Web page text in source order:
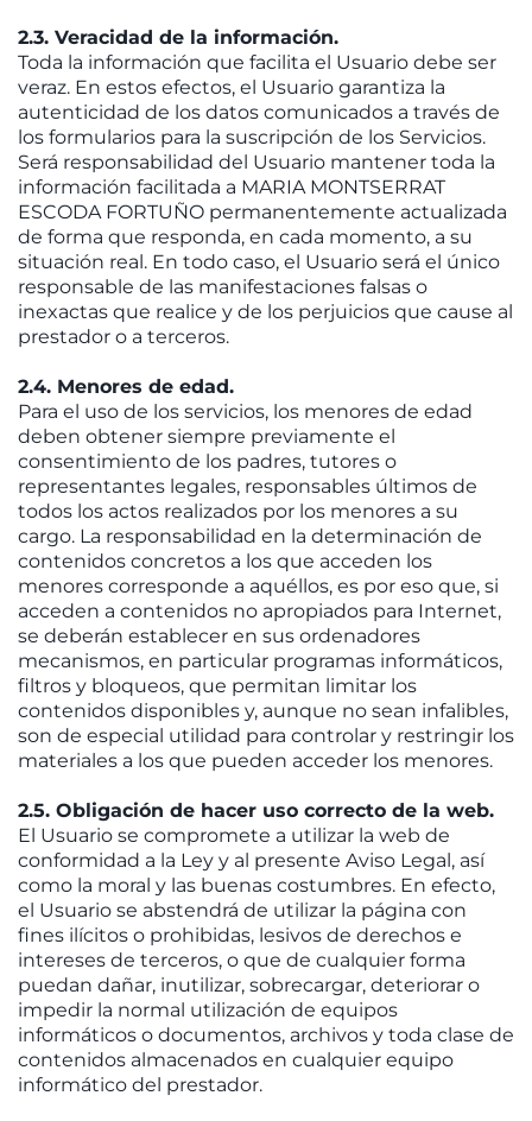
2.3. Veracidad de la información.
Toda la información que facilita el Usuario debe ser
veraz. En estos efectos, el Usuario garantiza la
autenticidad de los datos comunicados a través de
los formularios para la suscripción de los Servicios.
Será responsabilidad del Usuario mantener toda la
información facilitada a MARIA MONTSERRAT
ESCODA FORTUÑO permanentemente actualizada
de forma que responda, en cada momento, a su
situación real. En todo caso, el Usuario será el único
responsable de las manifestaciones falsas o
inexactas que realice y de los perjuicios que cause al
prestador o a terceros.
2.4. Menores de edad.
Para el uso de los servicios, los menores de edad
deben obtener siempre previamente el
consentimiento de los padres, tutores o
representantes legales, responsables últimos de
todos los actos realizados por los menores a su
cargo. La responsabilidad en la determinación de
contenidos concretos a los que acceden los
menores corresponde a aquéllos, es por eso que, si
acceden a contenidos no apropiados para Internet,
se deberán establecer en sus ordenadores
mecanismos, en particular programas informáticos,
filtros y bloqueos, que permitan limitar los
contenidos disponibles y, aunque no sean infalibles,
son de especial utilidad para controlar y restringir los
materiales a los que pueden acceder los menores.
2.5. Obligación de hacer uso correcto de la web.
El Usuario se compromete a utilizar la web de
conformidad a la Ley y al presente Aviso Legal, así
como la moral y las buenas costumbres. En efecto,
el Usuario se abstendrá de utilizar la página con
fines ilícitos o prohibidas, lesivos de derechos e
intereses de terceros, o que de cualquier forma
puedan dañar, inutilizar, sobrecargar, deteriorar o
impedir la normal utilización de equipos
informáticos o documentos, archivos y toda clase de
contenidos almacenados en cualquier equipo
informático del prestador.